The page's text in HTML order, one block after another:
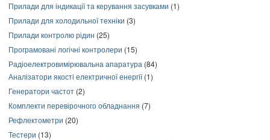
Прилади для індикації та керування засувками (1)
Прилади для холодильної техніки (3)
Прилади контролю рідин (25)
Програмовані логічні контролери (15)
Радіоелектровимірювальна апаратура (84)
Аналізатори якості електричної енергії(1)
Генератори частот (2)
Комплекти перевірочного обладнання (7)
Рефлектометри (20)
Тестери (13)